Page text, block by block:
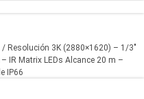
Resolución 3K (2880×1620) – 1/3"
IR Matrix LEDs Alcance 20 m –
IP66